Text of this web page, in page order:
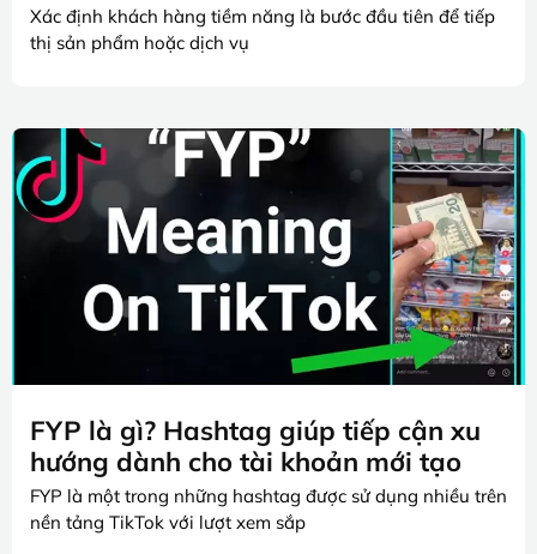
Xác định khách hàng tiềm năng là bước đầu tiên để tiếp
thị sản phẩm hoặc dịch vụ
FYP là gì? Hashtag giúp tiếp cận xu
hướng dành cho tài khoản mới tạo
FYP là một trong những hashtag được sử dụng nhiều trên
nền tảng TikTok với lượt xem sắp